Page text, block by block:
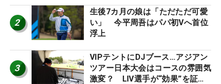
2
生後7カ月の娘は「ただただ可愛
い」 今平周吾はパパ初Vへ首位
浮上
3
VIPテントにDJブース…アジアン
ツアー日本大会はコースの雰囲気
激変？ LIV選手が“効果”を証言